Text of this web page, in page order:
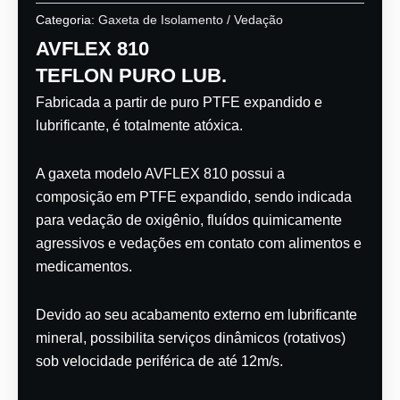
Categoria: Gaxeta de Isolamento / Vedação
AVFLEX 810
TEFLON PURO LUB.
Fabricada a partir de puro PTFE expandido e
lubrificante, é totalmente atóxica.
A gaxeta modelo AVFLEX 810 possui a
composição em PTFE expandido, sendo indicada
para vedação de oxigênio, fluídos quimicamente
agressivos e vedações em contato com alimentos e
medicamentos.
Devido ao seu acabamento externo em lubrificante
mineral, possibilita serviços dinâmicos (rotativos)
sob velocidade periférica de até 12m/s.